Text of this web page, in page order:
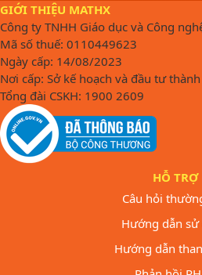
GIỚI THIỆU MATHX
Công ty TNHH Giáo dục và Công
Mã số thuế: 0110449623
Ngày cấp: 14/08/2023
Nơi cấp: Sở kế hoạch và đầu tư
Tổng đài CSKH: 1900 2609
HỖ TRỢ
Câu hỏi
Hướng dẫn sử
Hướng dẫn